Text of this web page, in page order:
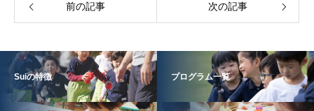
前の記事 次の記事
Suiの特徴 プログラム一覧